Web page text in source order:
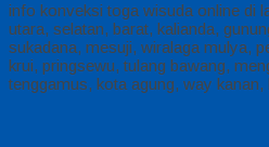
info konveksi toga wisuda online di
utara, selatan, barat, kalianda,
sukadana, mesuji, wiralaga mulya,
krui, pringsewu, tulang bawang,
tenggamus, kota agung, way